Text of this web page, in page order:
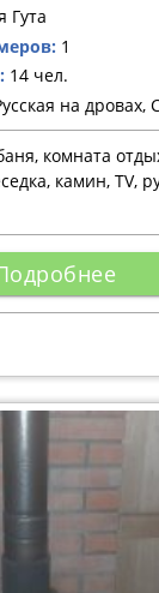
Гута
1
14 чел.
на дровах,
комната
камин, TV,